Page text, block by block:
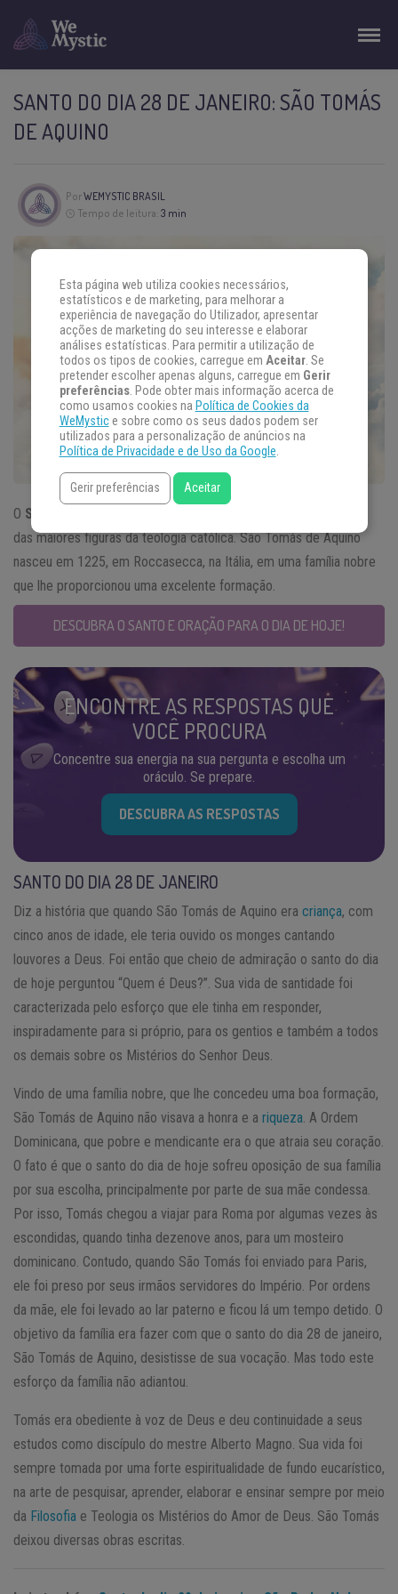
SANTO DO DIA 28 DE JANEIRO: SÃO TOMÁS
DE AQUINO
PorWEMYSTIC BRASIL
Tempo de leitura: 3 min
O Santo do Dia
das maiores figuras da teologia católica. São Tomás de Aquino
nasceu em 1225, em Roccasecca, na Itália, em uma família nobre
que lhe proporcionou uma excelente formação.
DESCUBRA O SANTO E ORAÇÃO PARA O DIA DE HOJE!
ENCONTRE AS RESPOSTAS QUE
VOCÊ PROCURA
Concentre sua energia na sua pergunta e escolha um
oráculo. Se prepare.
DESCUBRA AS RESPOSTAS
SANTO DO DIA 28 DE JANEIRO
Diz a história que quando São Tomás de Aquino era criança, com
cinco anos de idade, ele teria ouvido os monges cantando
louvores a Deus. Foi então que cheio de admiração o santo do dia
de hoje perguntou “Quem é Deus?”. Sua vida de santidade foi
caracterizada pelo esforço que ele tinha em responder,
inspiradamente para si próprio, para os gentios e também a todos
os demais sobre os Mistérios do Senhor Deus.
Vindo de uma família nobre, que lhe concedeu uma boa formação,
São Tomás de Aquino não visava a honra e a riqueza . A Ordem
Dominicana, que pobre e mendicante era o que atraia seu coração.
O fato é que o santo do dia de hoje sofreu oposição de sua família
por sua escolha, principalmente por parte de sua mãe condessa.
Por isso, Tomás chegou a viajar para Roma por algumas vezes às
escondidas, quando tinha dezenove anos, para um mosteiro
dominicano. Contudo, quando São Tomás foi enviado para Paris,
ele foi preso por seus irmãos servidores do Império. Por ordens
da mãe, ele foi levado ao lar paterno e ficou lá um tempo detido. O
objetivo da família era fazer com que o santo do dia 28 de janeiro,
São Tomás de Aquino, desistisse de sua vocação. Mas todo este
esforço da família não adiantou.
Tomás era obediente à voz de Deus e deu continuidade a seus
estudos como discípulo do mestre Alberto Magno. Sua vida foi
sempre tomada por uma forte espiritualidade de fundo eucarístico,
na arte de pesquisar, aprender, elaborar e ensinar sempre por meio
da Filosofia e Teologia os Mistérios do Amor de Deus. São Tomás
deixou diversas obras escritas.
Esta página web utiliza cookies necessários,
estatísticos e de marketing, para melhorar a
experiência de navegação do Utilizador, apresentar
acções de marketing do seu interesse e elaborar
análises estatísticas. Para permitir a utilização de
todos os tipos de cookies, carregue em Aceitar. Se
pretender escolher apenas alguns, carregue em Gerir
preferências. Pode obter mais informação acerca de
como usamos cookies na Política de Cookies da
WeMystice sobre como os seus dados podem ser
utilizados para a personalização de anúncios na
Política de Privacidade e de Uso da Google.
Gerir preferências Aceitar